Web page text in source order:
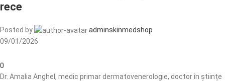
rece
Posted by
adminskinmedshop
09/01/2026
0
Dr. Amalia Anghel, medic primar dermatovenerologie, doctor în științe